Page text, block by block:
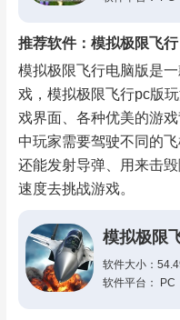
推荐软件：模拟极限飞行
模拟极限飞行电脑版是
戏，模拟极限飞行pc版
戏界面、各种优美的游
中玩家需要驾驶不同的
还能发射导弹、用来击
速度去挑战游戏。
模拟极限
软件大小：
软件平台： PC